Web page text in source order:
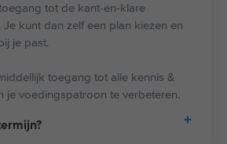
tot de kant-en-klare
kunt dan zelf een plan kiezen en
je past.
toegang tot alle kennis &
je voedingspatroon te verbeteren.